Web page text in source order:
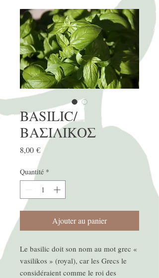
BASILIC/
ΒΑΣΙΛΙΚΟΣ
8,00 €Prix
Quantité *
Ajouter au panier
Le basilic doit son nom au mot grec «
vasilikos » (royal), car les Grecs le
considéraient comme le roi des